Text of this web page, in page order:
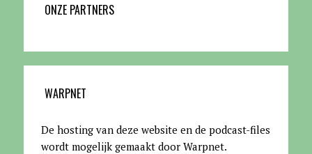
ONZE PARTNERS
WARPNET
De hosting van deze website en de podcast-files
wordt mogelijk gemaakt door Warpnet.